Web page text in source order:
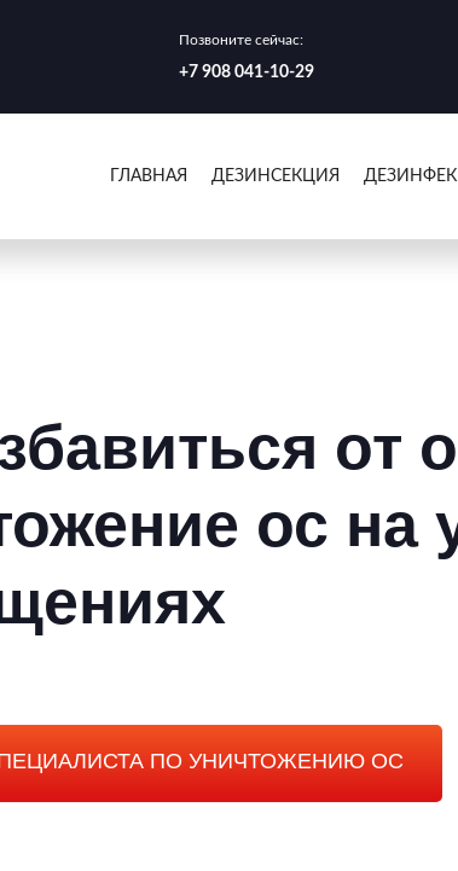
Позвоните сейчас:
‪+7 908 041-10-29
ГЛАВНАЯ ДЕЗИНСЕКЦИЯ
от
ос на
ПО УНИЧТОЖЕНИЮ ОС